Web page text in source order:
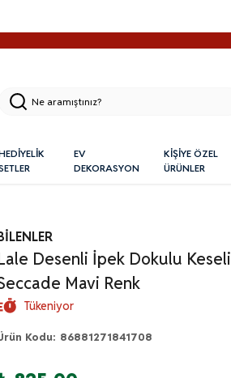
EV
DEKORASYON
KİŞİYE ÖZEL
ÜRÜNLER
Desenli İpek Dokulu Keseli
Mavi Renk
Tükeniyor
Kodu: 86881271841708